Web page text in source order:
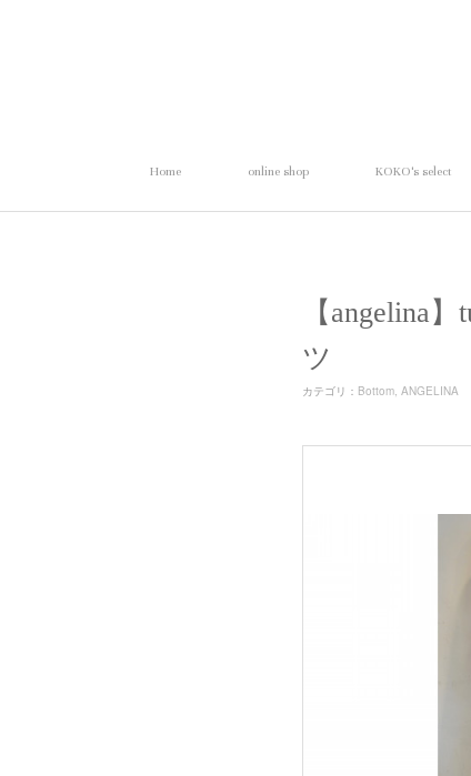
Home online shop KOKO's select
【angelina
ツ
カテゴリ ： Bottom ANGELINA